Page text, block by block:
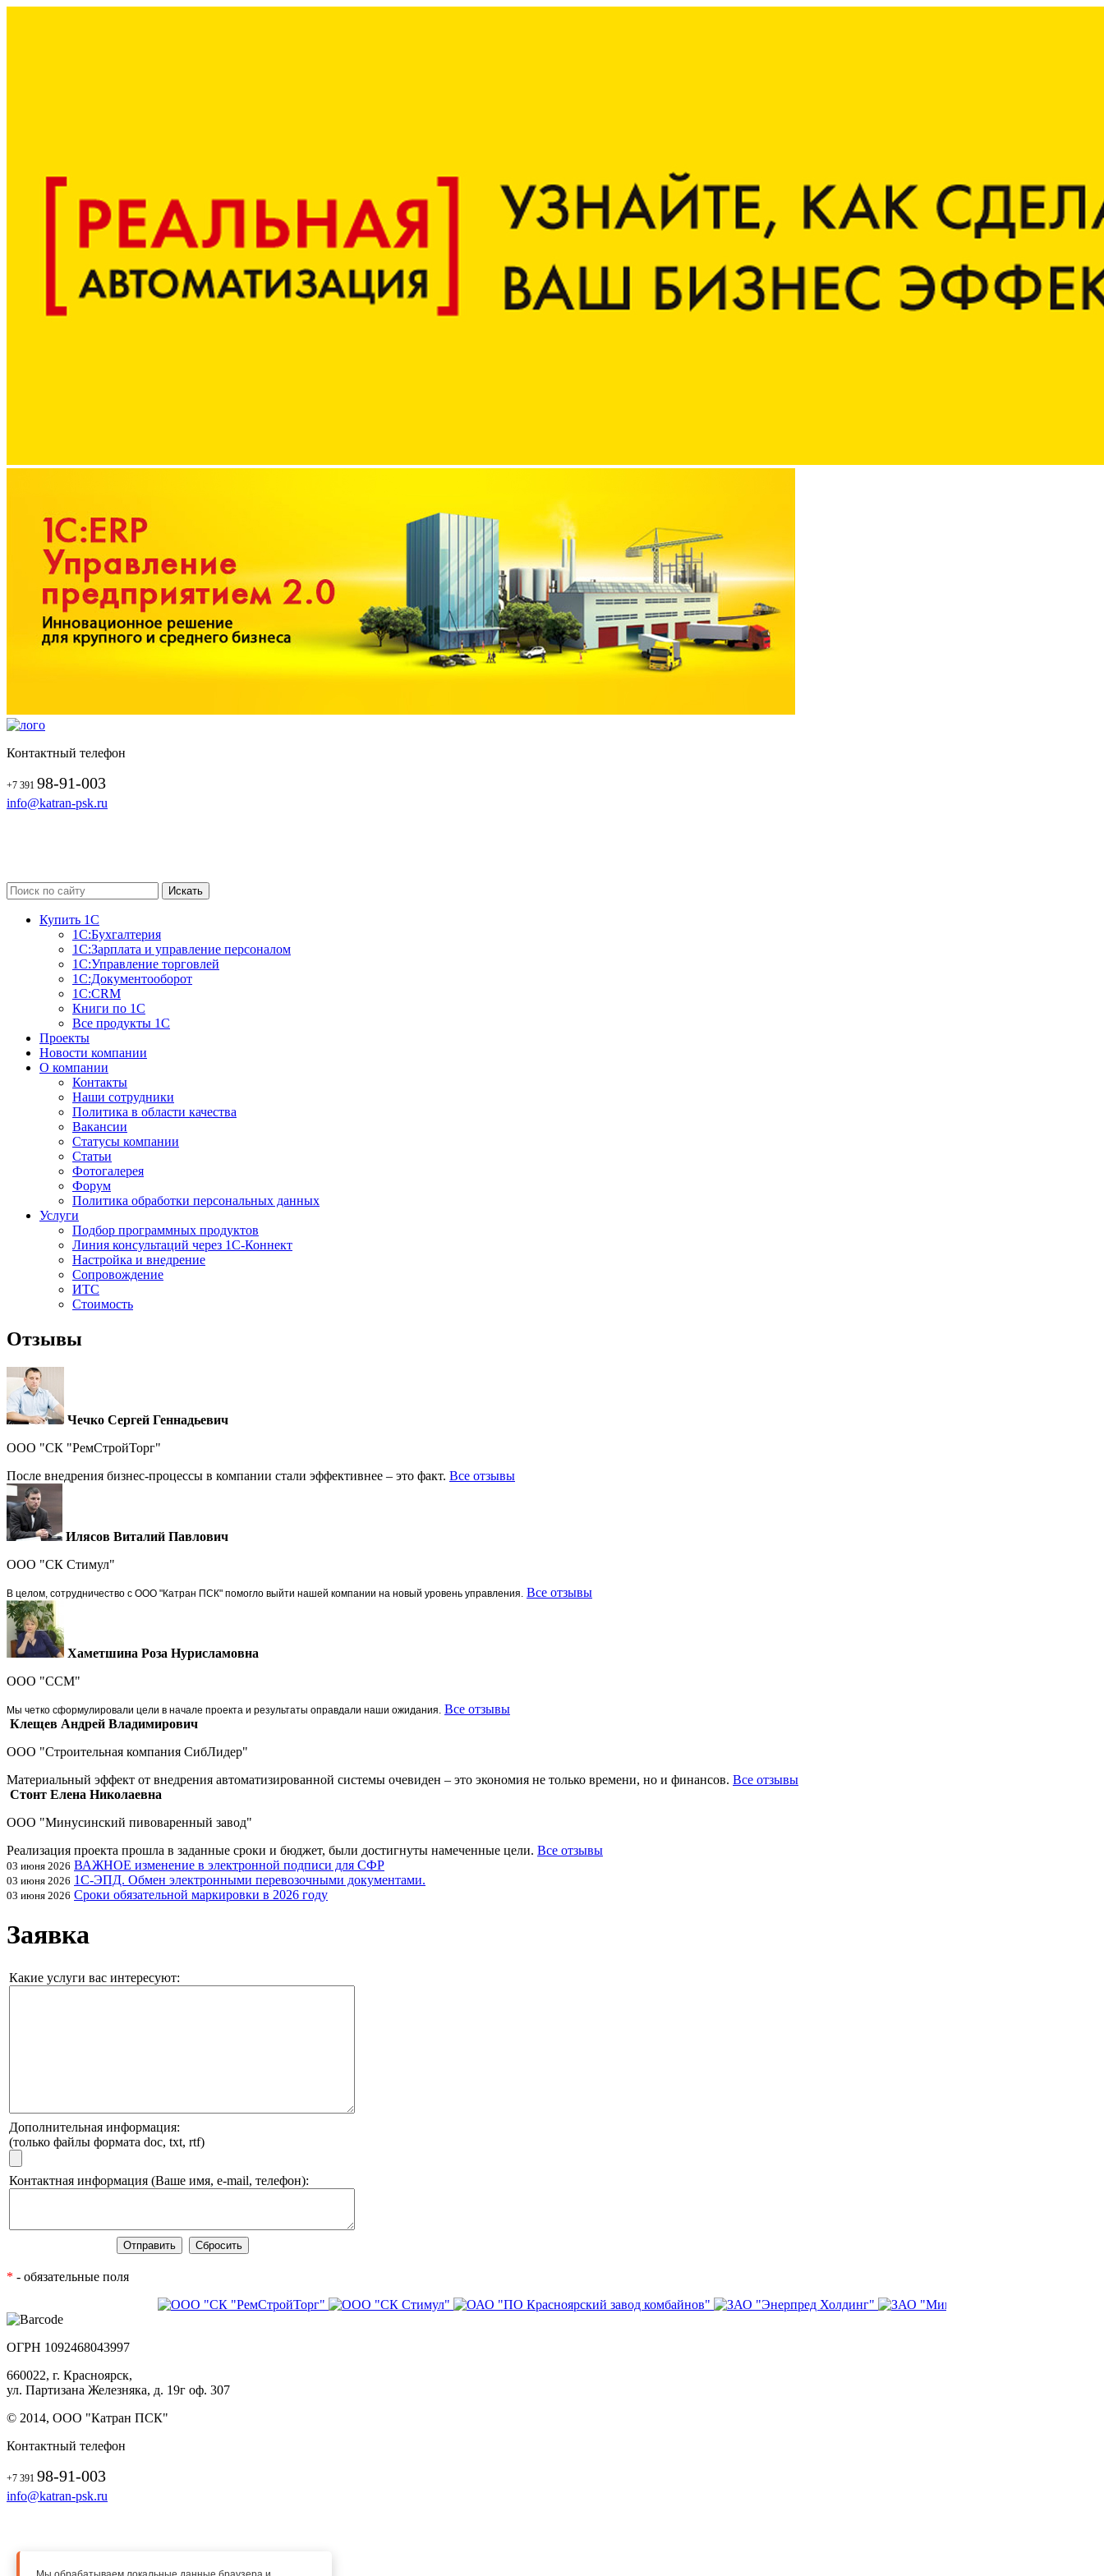
Контактный телефон
+7 391 98-91-003
info@katran-psk.ru
Купить 1С
1С:Бухгалтерия
1С:Зарплата и управление персоналом
1С:Управление торговлей
1С:Документооборот
1С:CRM
Книги по 1С
Все продукты 1С
Проекты
Новости компании
О компании
Контакты
Наши сотрудники
Политика в области качества
Вакансии
Cтатусы компании
Статьи
Фотогалерея
Форум
Политика обработки персональных данных
Услуги
Подбор программных продуктов
Линия консультаций через 1С-Коннект
Настройка и внедрение
Сопровождение
ИТС
Стоимость
Отзывы
Чечко Сергей Геннадьевич
ООО "СК "РемСтройТорг"
После внедрения бизнес-процессы в компании стали эффективнее – это факт. Все отзывы
Илясов Виталий Павлович
ООО "СК Стимул"
В целом, сотрудничество с ООО "Катран ПСК" помогло выйти нашей компании на новый уровень управления. Все отзывы
Хаметшина Роза Нурисламовна
ООО "ССМ"
Мы четко сформулировали цели в начале проекта и результаты оправдали наши ожидания. Все отзывы
Клещев Андрей Владимирович
ООО "Строительная компания СибЛидер"
Материальный эффект от внедрения автоматизированной системы очевиден – это экономия не только времени, но и финансов. Все отзывы
Стонт Елена Николаевна
ООО "Минусинский пивоваренный завод"
Реализация проекта прошла в заданные сроки и бюджет, были достигнуты намеченные цели. Все отзывы
03 июня 2026 ВАЖНОЕ изменение в электронной подписи для СФР
03 июня 2026 1С-ЭПД. Обмен электронными перевозочными документами.
03 июня 2026 Сроки обязательной маркировки в 2026 году
Заявка
Какие услуги вас интересуют:
Дополнительная информация:
(только файлы формата doc, txt, rtf)
Контактная информация (Ваше имя, e-mail, телефон):
* - обязательные поля
ОГРН 1092468043997
660022, г. Красноярск,
ул. Партизана Железняка, д. 19г оф. 307
© 2014, ООО "Катран ПСК"
Контактный телефон
+7 391 98-91-003
info@katran-psk.ru
О компании